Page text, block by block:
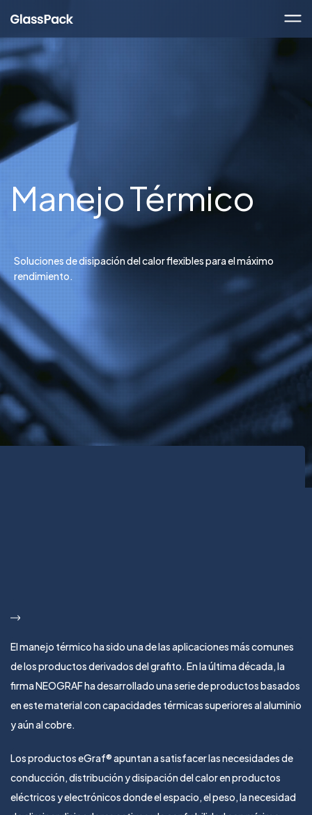
Manejo Térmico
Soluciones de disipación del calor flexibles para el máximo
rendimiento.
El manejo térmico ha sido una de las aplicaciones más comunes
de los productos derivados del grafito. En la última década, la
firma NEOGRAF ha desarrollado una serie de productos basados
en este material con capacidades térmicas superiores al aluminio
y aún al cobre.
Los productos eGraf® apuntan a satisfacer las necesidades de
conducción, distribución y disipación del calor en productos
eléctricos y electrónicos donde el espacio, el peso, la necesidad